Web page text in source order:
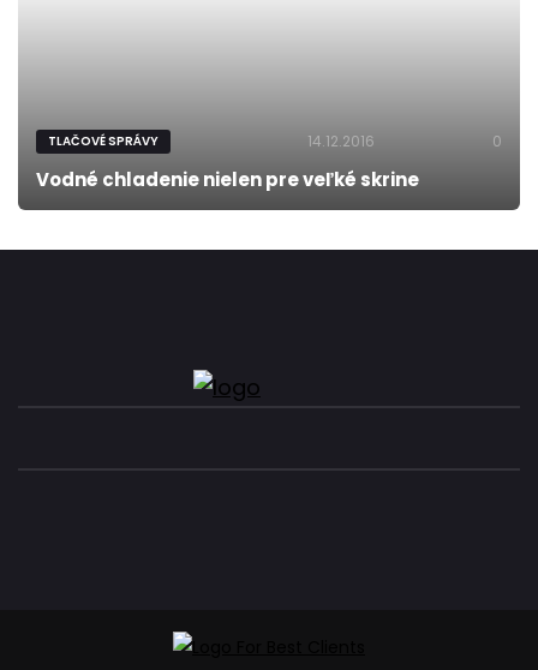
TLAČOVÉ SPRÁVY 14.12.2016 0
Vodné chladenie nielen pre veľké skrine